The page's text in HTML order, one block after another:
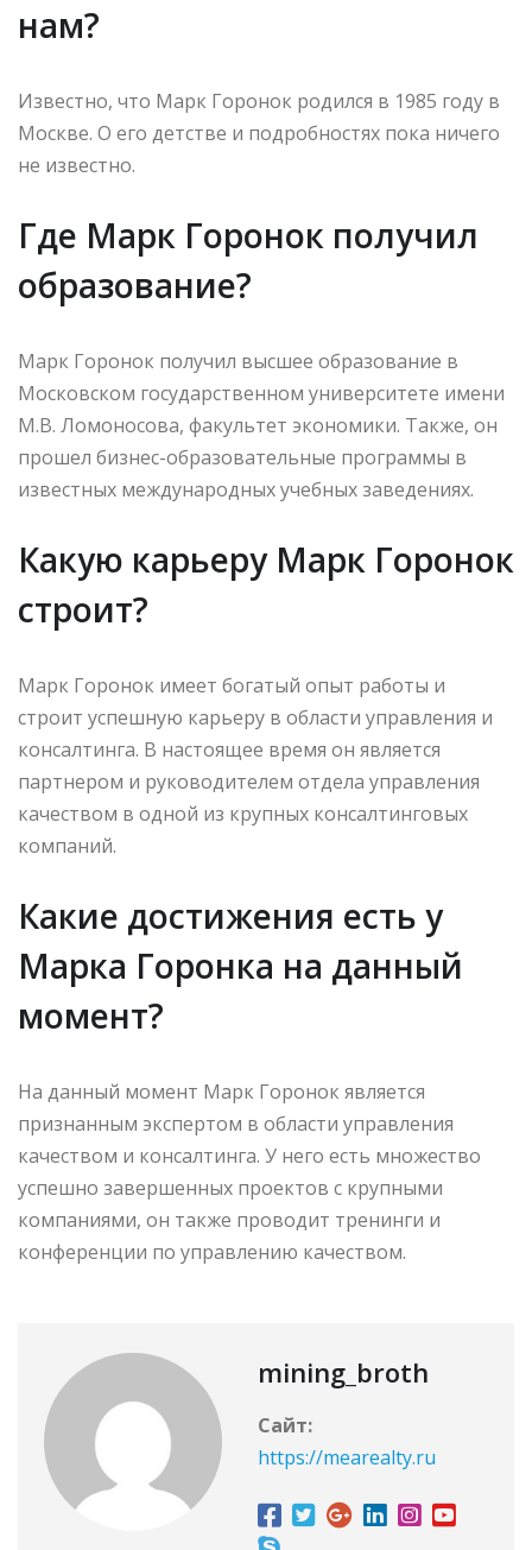
нам?
Известно, что Марк Горонок родился в 1985 году в
Москве. О его детстве и подробностях пока ничего
не известно.
Где Марк Горонок получил
образование?
Марк Горонок получил высшее образование в
Московском государственном университете имени
М.В. Ломоносова, факультет экономики. Также, он
прошел бизнес-образовательные программы в
известных международных учебных заведениях.
Какую карьеру Марк Горонок
строит?
Марк Горонок имеет богатый опыт работы и
строит успешную карьеру в области управления и
консалтинга. В настоящее время он является
партнером и руководителем отдела управления
качеством в одной из крупных консалтинговых
компаний.
Какие достижения есть у
Марка Горонка на данный
момент?
На данный момент Марк Горонок является
признанным экспертом в области управления
качеством и консалтинга. У него есть множество
успешно завершенных проектов с крупными
компаниями, он также проводит тренинги и
конференции по управлению качеством.
mining_broth
Сайт:
https://mearealty.ru